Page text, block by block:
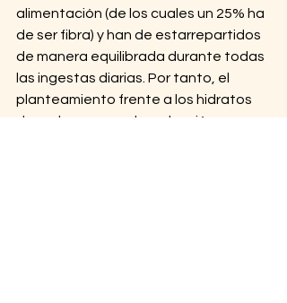
alimentación (de los cuales un 25% ha
de ser fibra) y han de estarrepartidos
de manera equilibrada durante todas
las ingestas diarias. Por tanto, el
planteamiento frente a los hidratos
de carbono no es la reducción o